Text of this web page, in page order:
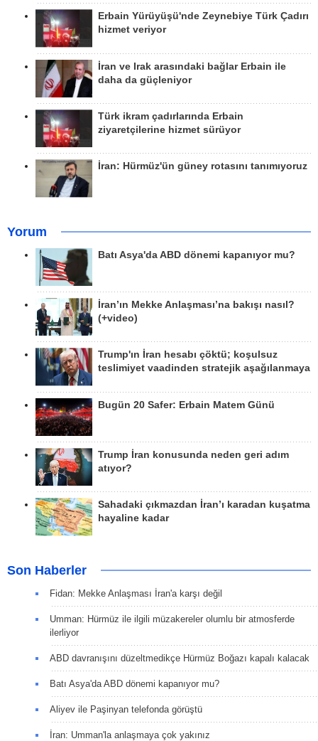
Erbain Yürüyüşü'nde Zeynebiye Türk Çadırı
hizmet veriyor
İran ve Irak arasındaki bağlar Erbain ile
daha da güçleniyor
Türk ikram çadırlarında Erbain
ziyaretçilerine hizmet sürüyor
İran: Hürmüz'ün güney rotasını tanımıyoruz
Yorum
Batı Asya'da ABD dönemi kapanıyor mu?
İran’ın Mekke Anlaşması’na bakışı nasıl?
(+video)
Trump'ın İran hesabı çöktü; koşulsuz
teslimiyet vaadinden stratejik aşağılanmaya
Bugün 20 Safer: Erbain Matem Günü
Trump İran konusunda neden geri adım
atıyor?
Sahadaki çıkmazdan İran’ı karadan kuşatma
hayaline kadar
Son Haberler
Fidan: Mekke Anlaşması İran'a karşı değil
Umman: Hürmüz ile ilgili müzakereler olumlu bir atmosferde
ilerliyor
ABD davranışını düzeltmedikçe Hürmüz Boğazı kapalı kalacak
Batı Asya'da ABD dönemi kapanıyor mu?
Aliyev ile Paşinyan telefonda görüştü
İran: Umman'la anlaşmaya çok yakınız